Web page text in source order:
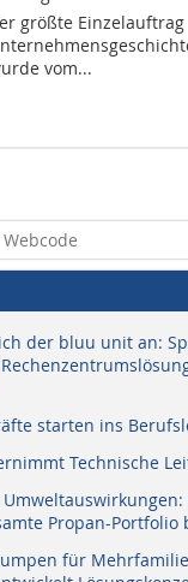
größte
vom...
der bluu unit an:
starten ins
Technische
Propan-Portfolio
für